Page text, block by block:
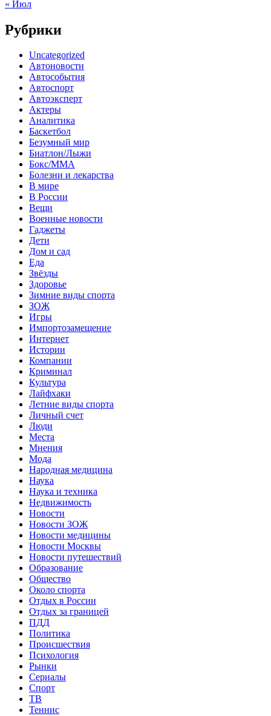
« Июл
Рубрики
Uncategorized
Автоновости
Автособытия
Автоспорт
Автоэксперт
Актеры
Аналитика
Баскетбол
Безумный мир
Биатлон/Лыжи
Бокс/MMA
Болезни и лекарства
В мире
В России
Вещи
Военные новости
Гаджеты
Дети
Дом и сад
Еда
Звёзды
Здоровье
Зимние виды спорта
ЗОЖ
Игры
Импортозамещение
Интернет
Истории
Компании
Криминал
Культура
Лайфхаки
Летние виды спорта
Личный счет
Люди
Места
Мнения
Мода
Народная медицина
Наука
Наука и техника
Недвижимость
Новости
Новости ЗОЖ
Новости медицины
Новости Москвы
Новости путешествий
Образование
Общество
Около спорта
Отдых в России
Отдых за границей
ПДД
Политика
Происшествия
Психология
Рынки
Сериалы
Спорт
ТВ
Теннис